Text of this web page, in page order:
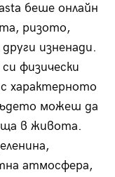
беше онлайн
ризото,
изненади.
физически
характерното
можеш да
в живота.
атмосфера,